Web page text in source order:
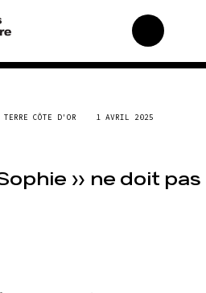
grand enfumage
CÔTE D'OR 1 AVRIL 2025
» ne doit pas